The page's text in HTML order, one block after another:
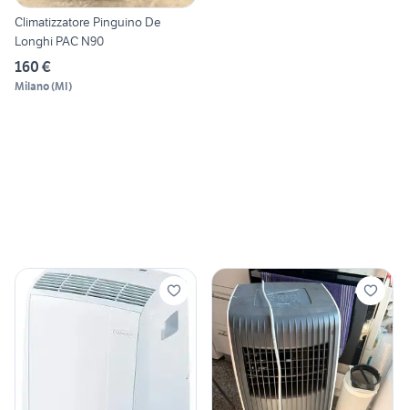
Climatizzatore Pinguino De
Longhi PAC N90
160 €
Milano(MI)